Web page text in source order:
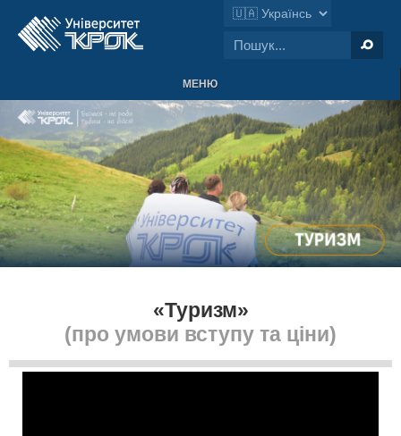
МЕНЮ
«Туризм»
(про умови вступу та ціни)